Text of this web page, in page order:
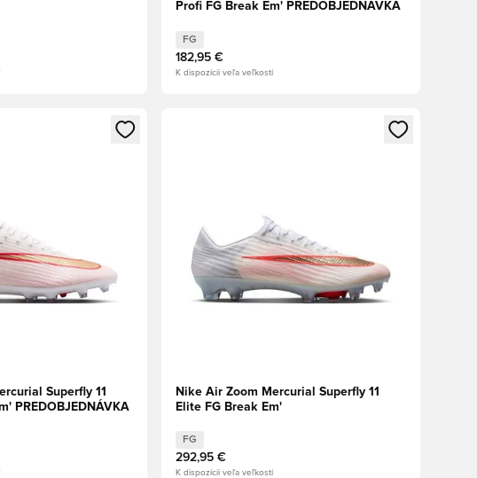
Profi FG Break Em' PREDOBJEDNÁVKA
FG
182,95 €
K dispozícii veľa veľkostí
alebo registráciu ako člen
Superfly 11
PREDOBJEDNÁVKA
Otvorí modál na prihlásenie alebo registráciu ako
Nike Air Zoom Mercurial Superfly 11
Elite FG Break Em'
FG
292,95 €
K dispozícii veľa veľkostí